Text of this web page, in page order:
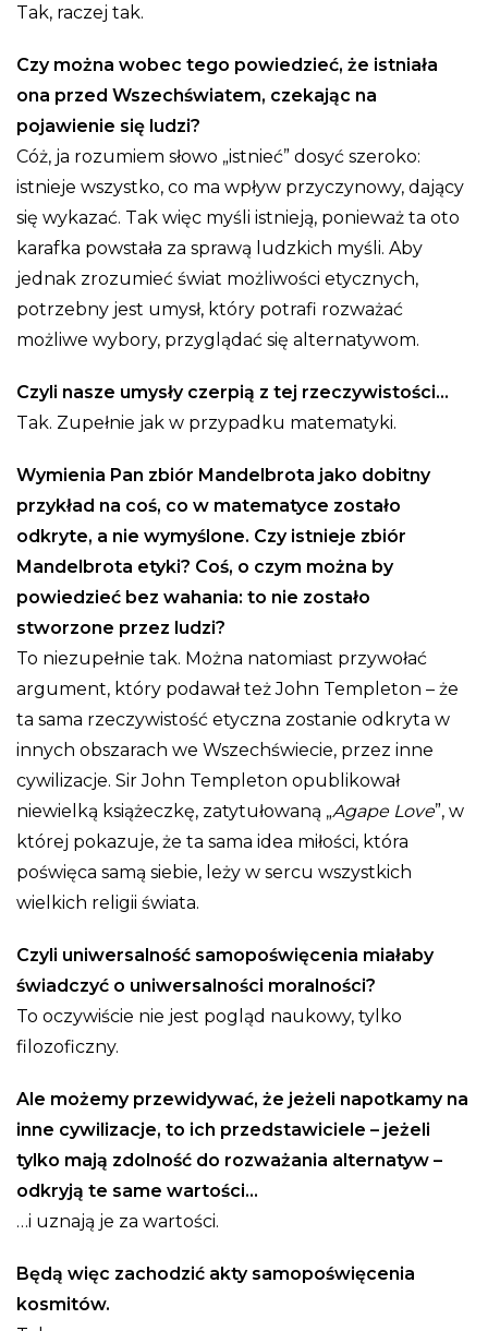
Tak, raczej tak.
Czy można wobec tego powiedzieć, że istniała
ona przed Wszechświatem, czekając na
pojawienie się ludzi?
Cóż, ja rozumiem słowo „istnieć” dosyć szeroko:
istnieje wszystko, co ma wpływ przyczynowy, dający
się wykazać. Tak więc myśli istnieją, ponieważ ta oto
karafka powstała za sprawą ludzkich myśli. Aby
jednak zrozumieć świat możliwości etycznych,
potrzebny jest umysł, który potrafi rozważać
możliwe wybory, przyglądać się alternatywom.
Czyli nasze umysły czerpią z tej rzeczywistości…
Tak. Zupełnie jak w przypadku matematyki.
Wymienia Pan zbiór Mandelbrota jako dobitny
przykład na coś, co w matematyce zostało
odkryte, a nie wymyślone. Czy istnieje zbiór
Mandelbrota etyki? Coś, o czym można by
powiedzieć bez wahania: to nie zostało
stworzone przez ludzi?
To niezupełnie tak. Można natomiast przywołać
argument, który podawał też John Templeton – że
ta sama rzeczywistość etyczna zostanie odkryta w
innych obszarach we Wszechświecie, przez inne
cywilizacje. Sir John Templeton opublikował
niewielką książeczkę, zatytułowaną „Agape Love”, w
której pokazuje, że ta sama idea miłości, która
poświęca samą siebie, leży w sercu wszystkich
wielkich religii świata.
Czyli uniwersalność samopoświęcenia miałaby
świadczyć o uniwersalności moralności?
To oczywiście nie jest pogląd naukowy, tylko
filozoficzny.
Ale możemy przewidywać, że jeżeli napotkamy na
inne cywilizacje, to ich przedstawiciele – jeżeli
tylko mają zdolność do rozważania alternatyw –
odkryją te same wartości…
…i uznają je za wartości.
Będą więc zachodzić akty samopoświęcenia
kosmitów.